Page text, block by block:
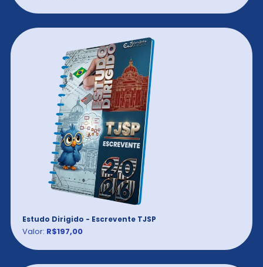
Estudo Dirigido - Escrevente TJSP
Valor: R$197,00